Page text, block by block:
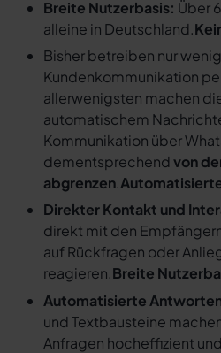
Breite Nutzerbasis: Über
alleine in Deutschland.
Bisher betreiben nur
Kundenkommunikation
allerwenigsten machen
automatischem
Kommunikation über
dementsprechendvon
abgrenzen.
Direkter Kontakt und
direkt mit den
auf Rückfragen oder
reagieren.Breite
Automatisierte
und Textbausteine
Anfragen hocheffizient